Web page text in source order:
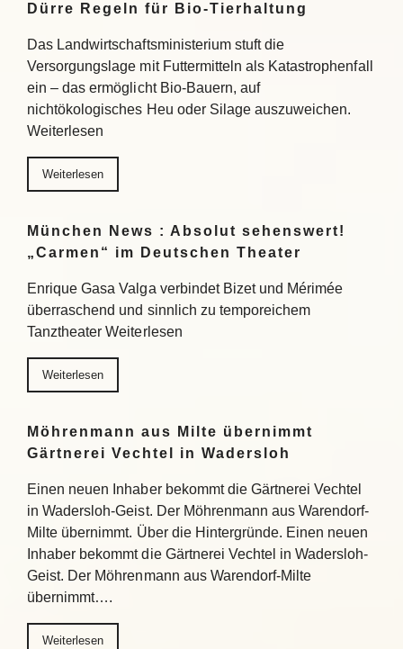
Dürre Regeln für Bio-Tierhaltung
Das Landwirtschaftsministerium stuft die
Versorgungslage mit Futtermitteln als Katastrophenfall
ein – das ermöglicht Bio-Bauern, auf
nichtökologisches Heu oder Silage auszuweichen.
Weiterlesen
Weiterlesen
München News : Absolut sehenswert!
„Carmen“ im Deutschen Theater
Enrique Gasa Valga verbindet Bizet und Mérimée
überraschend und sinnlich zu temporeichem
Tanztheater Weiterlesen
Weiterlesen
Möhrenmann aus Milte übernimmt
Gärtnerei Vechtel in Wadersloh
Einen neuen Inhaber bekommt die Gärtnerei Vechtel
in Wadersloh-Geist. Der Möhrenmann aus Warendorf-
Milte übernimmt. Über die Hintergründe. Einen neuen
Inhaber bekommt die Gärtnerei Vechtel in Wadersloh-
Geist. Der Möhrenmann aus Warendorf-Milte
übernimmt….
Weiterlesen